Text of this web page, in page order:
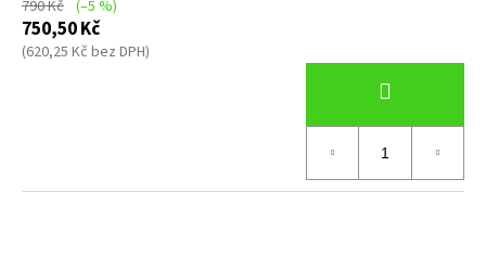
790 Kč (–5 %)
750,50 Kč
(620,25 Kč bez DPH)